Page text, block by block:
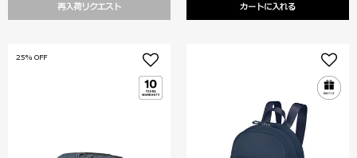
再入荷リクエスト カートに入れる
25% OFF